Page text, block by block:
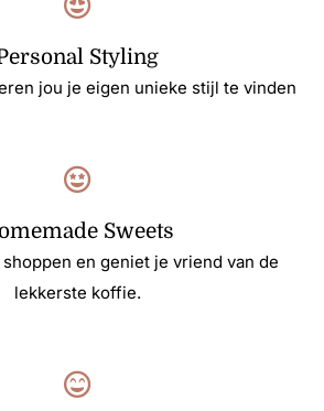
Styling
jou je eigen unieke stijl te vinden
Sweets
en geniet je vriend van de
lekkerste koffie.